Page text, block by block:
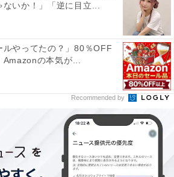
ないか！」「逆に目立...
ルやってたの？」80％OFF
Amazonの本気が...
Recommended by